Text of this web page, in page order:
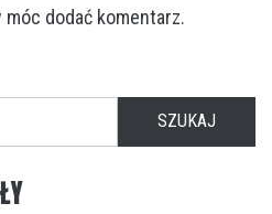
móc dodać komentarz.